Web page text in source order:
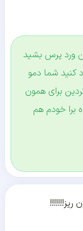
ورد پرس بشید
کنید شما دمو
برای همون
برا خودم هم
ریز!!!!!!!